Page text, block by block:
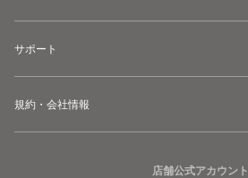
サポート
規約・会社情報
店舗公式アカウント